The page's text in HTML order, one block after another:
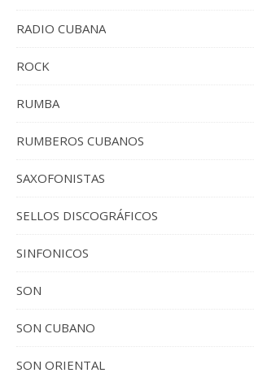
RADIO CUBANA
ROCK
RUMBA
RUMBEROS CUBANOS
SAXOFONISTAS
SELLOS DISCOGRÁFICOS
SINFONICOS
SON
SON CUBANO
SON ORIENTAL